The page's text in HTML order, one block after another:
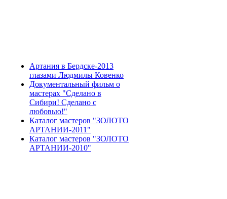
Артания в Бердске-2013
глазами Людмилы Ковенко
Документальный фильм о
мастерах "Сделано в
Сибири! Сделано с
любовью!"
Каталог мастеров "ЗОЛОТО
АРТАНИИ-2011"
Каталог мастеров "ЗОЛОТО
АРТАНИИ-2010"